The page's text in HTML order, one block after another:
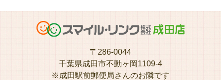
〒286-0044
千葉県成田市不動ヶ岡1109-4
※成田駅前郵便局さんのお隣です